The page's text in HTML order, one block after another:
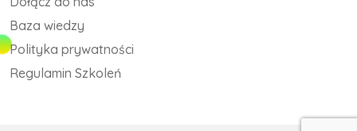
Baza wiedzy
Polityka prywatności
Regulamin Szkoleń